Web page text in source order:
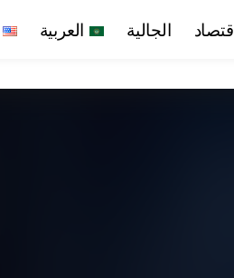
الجالية العربية